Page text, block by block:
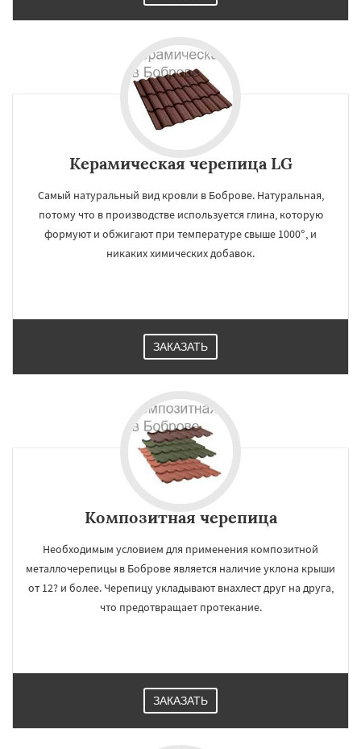
Керамическая черепица LG
Самый натуральный вид кровли в Боброве. Натуральная,
потому что в производстве используется глина, которую
формуют и обжигают при температуре свыше 1000°, и
никаких химических добавок.
ЗАКАЗАТЬ
Композитная черепица
Необходимым условием для применения композитной
металлочерепицы в Боброве является наличие уклона крыши
от 12? и более. Черепицу укладывают внахлест друг на друга,
что предотвращает протекание.
ЗАКАЗАТЬ